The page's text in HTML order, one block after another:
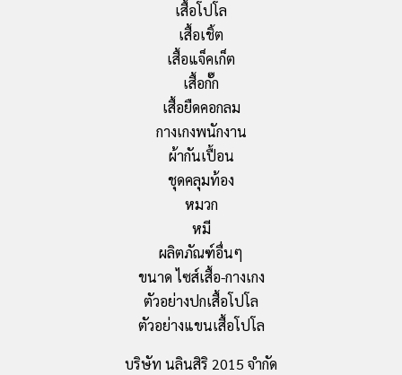
เสื้อโปโล
เสื้อเชิ้ต
เสื้อแจ็คเก็ต
เสื้อกั๊ก
เสื้อยืดคอกลม
กางเกงพนักงาน
ผ้ากันเปื้อน
ชุดคลุมท้อง
หมวก
หมี
ผลิตภัณฑ์อื่นๆ
ขนาด ไซส์เสื้อ-กางเกง
ตัวอย่างปกเสื้อโปโล
ตัวอย่างแขนเสื้อโปโล
บริษัท นลินสิริ 2015 จำกัด